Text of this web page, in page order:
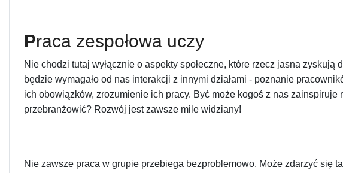
Praca zespołowa uczy
Nie chodzi tutaj wyłącznie o aspekty społeczne, które rzecz jasna
będzie wymagało od nas interakcji z innymi działami - poznanie
ich obowiązków, zrozumienie ich pracy. Być może kogoś z nas zainspiruje
przebranżowić? Rozwój jest zawsze mile widziany!
Nie zawsze praca w grupie przebiega bezproblemowo. Może zdarzyć się